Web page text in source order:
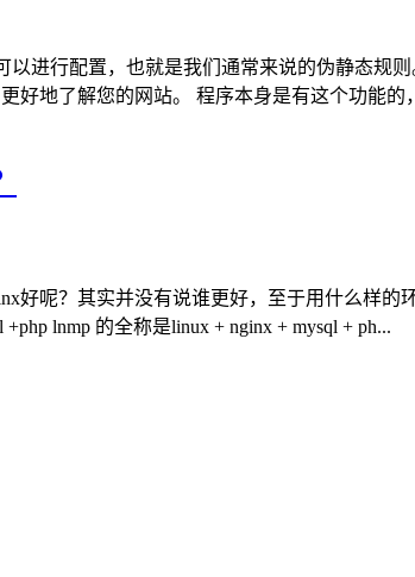
进行配置，也就是我们通常来说的伪静态规
好地了解您的网站。 程序本身是有这个功能的
好呢？其实并没有说谁更好，至于用什么样
lnmp 的全称是linux + nginx + mysql + ph...